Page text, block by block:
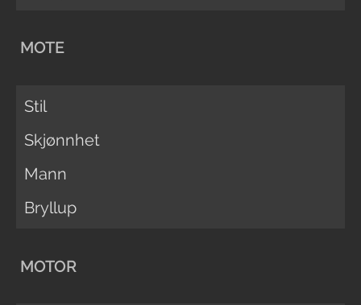
MOTE
Stil
Skjønnhet
Mann
Bryllup
MOTOR